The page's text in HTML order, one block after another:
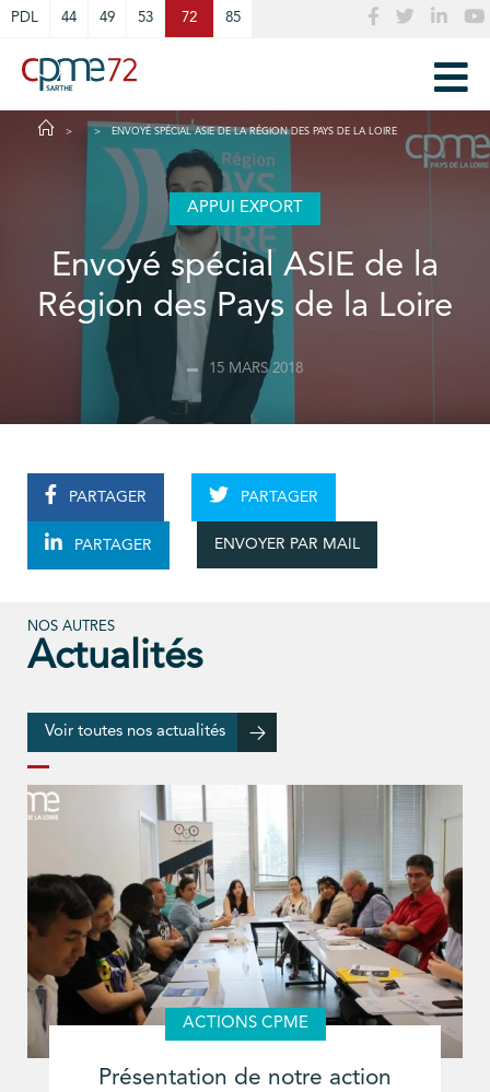
PDL 44 49 53 72 85
ENVOYÉ SPÉCIAL ASIE DE LA RÉGION DES PAYS DE LA LOIRE
APPUI EXPORT
Envoyé spécial ASIE de la
Région des Pays de la Loire
15 MARS 2018
PARTAGER PARTAGER
PARTAGER ENVOYER PAR MAIL
NOS AUTRES
Actualités
Voir toutes nos actualités
ACTIONS CPME
Présentation de notre action
Cookies management panel